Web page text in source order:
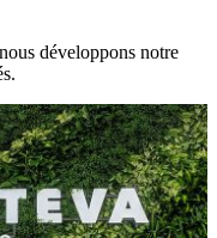
développons notre